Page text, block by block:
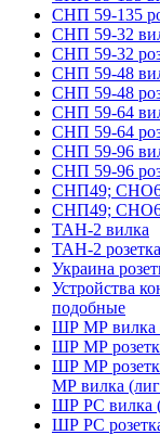
СНП 59-135
СНП 59-32
СНП 59-32
СНП 59-48
СНП 59-48
СНП 59-64
СНП 59-64
СНП 59-96
СНП 59-96
СНП49;
СНП49;
ТАН-2 вилка
ТАН-2 розетка
Украина
Устройства
подобные
ШР МР вилка
ШР МР
ШР МР
МР вилка
ШР РС вилка
ШР РС